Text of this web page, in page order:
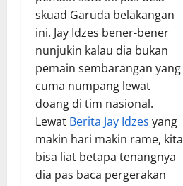
skuad Garuda belakangan
ini. Jay Idzes bener-bener
nunjukin kalau dia bukan
pemain sembarangan yang
cuma numpang lewat
doang di tim nasional.
Lewat Berita Jay Idzes yang
makin hari makin rame, kita
bisa liat betapa tenangnya
dia pas baca pergerakan